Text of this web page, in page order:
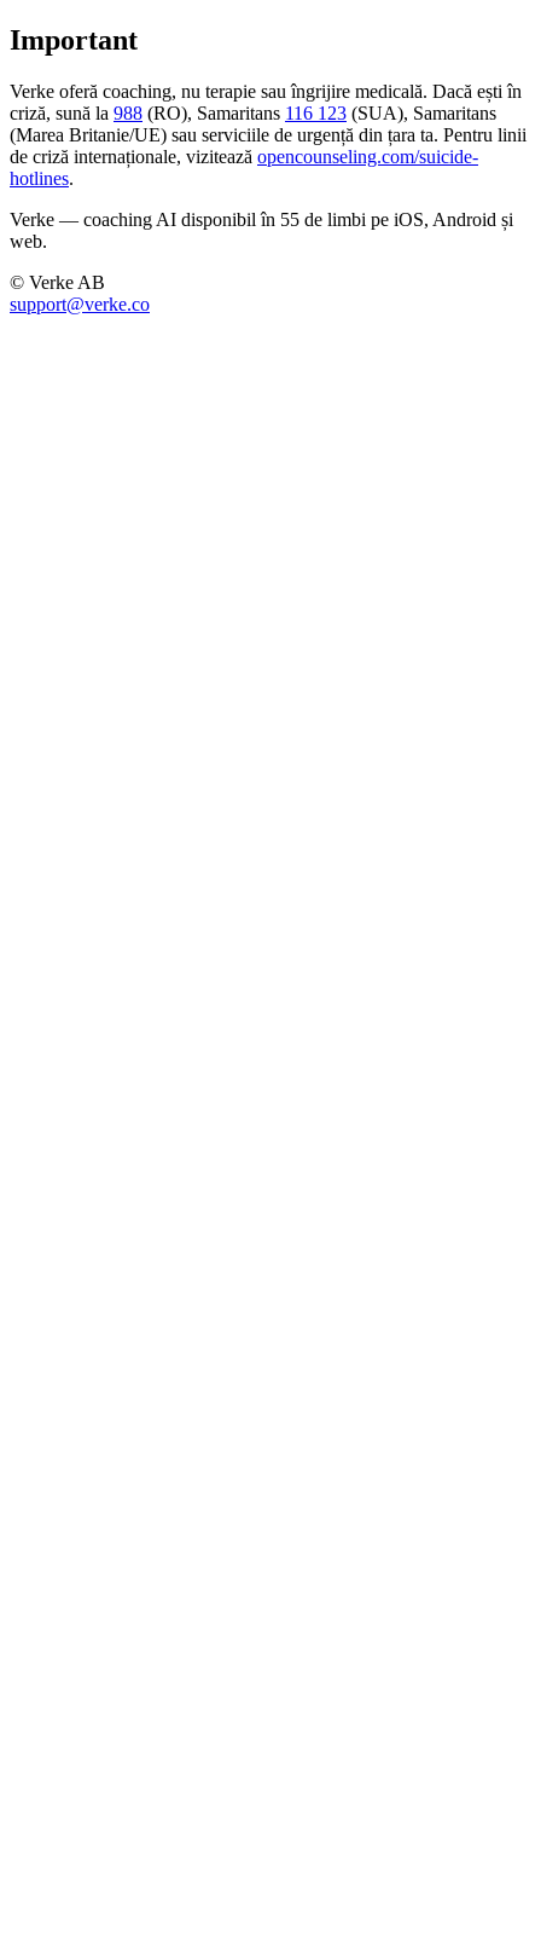
Important
Verke oferă coaching, nu terapie sau îngrijire medicală. Dacă ești în
criză, sună la 988 (RO), Samaritans 116 123 (SUA), Samaritans
(Marea Britanie/UE) sau serviciile de urgență din țara ta. Pentru linii
de criză internaționale, vizitează opencounseling.com/suicide-
hotlines.
Verke — coaching AI disponibil în 55 de limbi pe iOS, Android și
web.
© Verke AB
support@verke.co